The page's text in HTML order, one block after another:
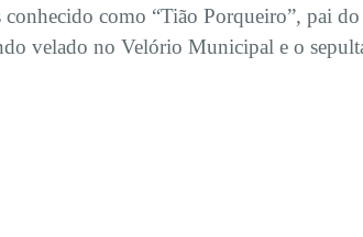
conhecido como “Tião Porqueiro”, pai
velado no Velório Municipal e o